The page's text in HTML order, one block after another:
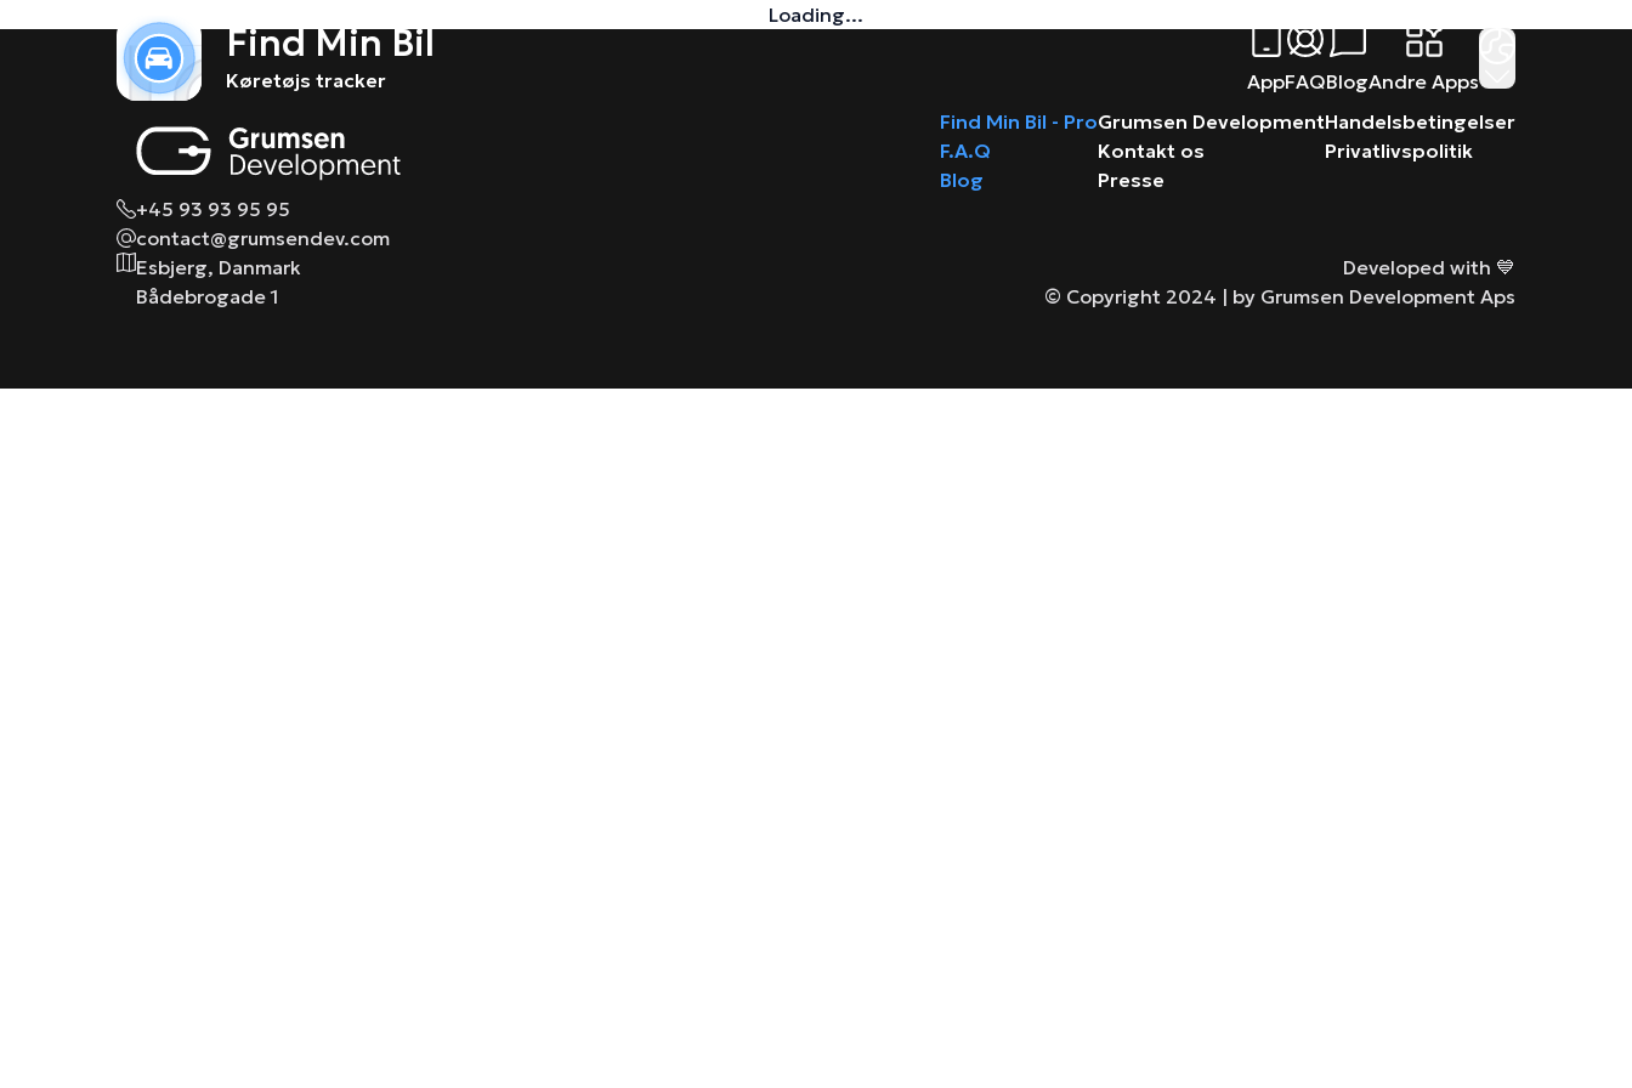
Find Min Bil
Køretøjs tracker AppFAQBlogAndre Apps
Loading...
+45 93 93 95 95
contact@grumsendev.com
Esbjerg, Danmark
Bådebrogade 1
Find Min Bil - Pro
F.A.Q
Blog
Grumsen Development
Kontakt os
Presse
Handelsbetingelser
Privatlivspolitik
Developed with 💙
© Copyright 2024 | by Grumsen Development Aps